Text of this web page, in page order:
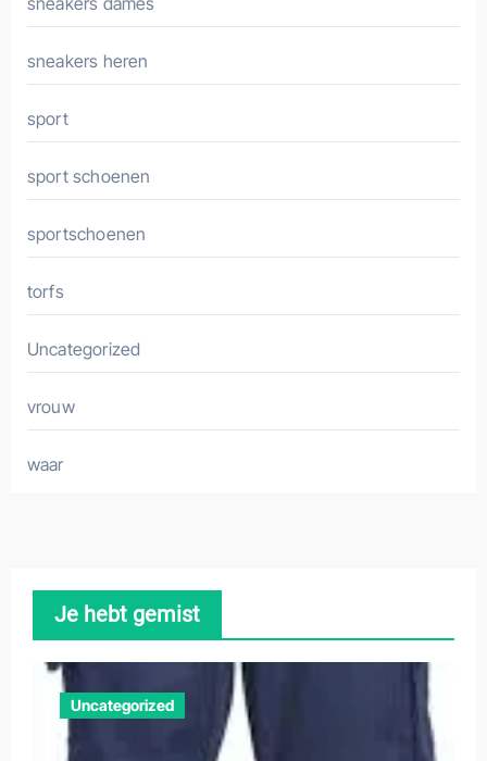
sneakers heren
sport
sport schoenen
sportschoenen
torfs
Uncategorized
vrouw
waar
Je hebt gemist
Uncategorized